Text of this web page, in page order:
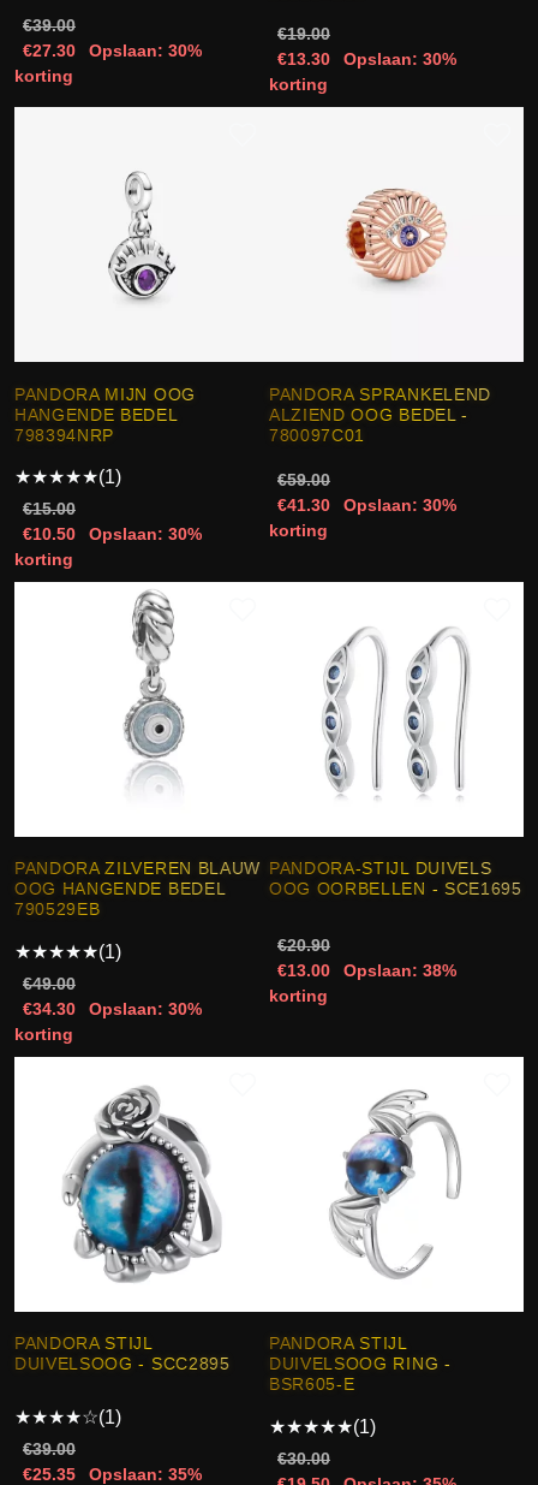
€39.00
€27.30
Opslaan: 30%
korting
€19.00
€13.30
Opslaan: 30%
korting
PANDORA MIJN OOG
HANGENDE BEDEL
798394NRP
★★★★★(1)
€15.00
€10.50
Opslaan: 30%
korting
PANDORA SPRANKELEND
ALZIEND OOG BEDEL -
780097C01
€59.00
€41.30
Opslaan: 30%
korting
PANDORA ZILVEREN BLAUW
OOG HANGENDE BEDEL
790529EB
★★★★★(1)
€49.00
€34.30
Opslaan: 30%
korting
PANDORA-STIJL DUIVELS
OOG OORBELLEN - SCE1695
€20.90
€13.00
Opslaan: 38%
korting
PANDORA STIJL
DUIVELSOOG - SCC2895
★★★★☆(1)
€39.00
€25.35
Opslaan: 35%
PANDORA STIJL
DUIVELSOOG RING -
BSR605-E
★★★★★(1)
€30.00